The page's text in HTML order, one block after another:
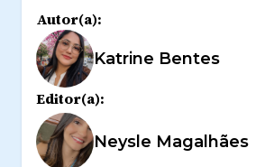
Autor(a):
Katrine Bentes
Editor(a):
Neysle Magalhães